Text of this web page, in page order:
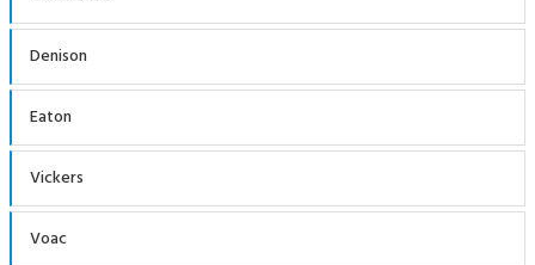
Denison
Eaton
Vickers
Voac